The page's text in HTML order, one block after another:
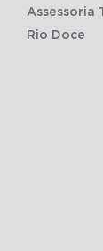
Assessoria
Rio Doce